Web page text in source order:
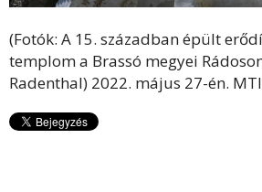
(Fotók: A 15. században épült
templom a Brassó megyei
Radenthal) 2022. május 27-én.